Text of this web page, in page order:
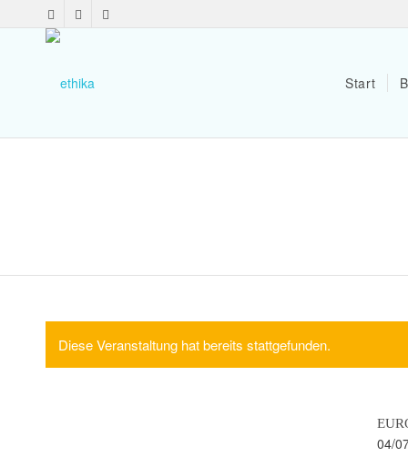
Start
Diese Veranstaltung hat bereits stattgefunden.
04/